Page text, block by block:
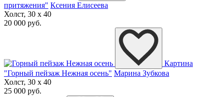
притяжения" Ксения Елисеева
Холст, 30 x 40
20 000 руб.
Картина
"Горный пейзаж Нежная осень" Марина Зубкова
Холст, 30 x 40
25 000 руб.